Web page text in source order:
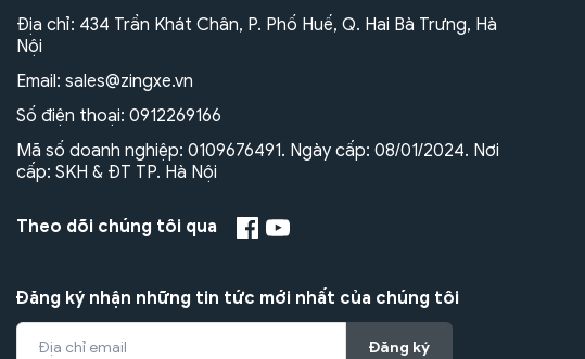
Địa chỉ: 434 Trần Khát Chân, P. Phố Huế, Q. Hai Bà Trưng, Hà
Nội
Email: sales@zingxe.vn
Số điện thoại: 0912269166
Mã số doanh nghiệp: 0109676491. Ngày cấp: 08/01/2024. Nơi
cấp: SKH & ĐT TP. Hà Nội
Theo dõi chúng tôi qua
Đăng ký nhận những tin tức mới nhất của chúng tôi
Đăng ký